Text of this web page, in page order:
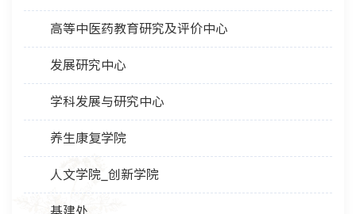
高等中医药教育研究及评价中心
发展研究中心
学科发展与研究中心
养生康复学院
人文学院_创新学院
基建处